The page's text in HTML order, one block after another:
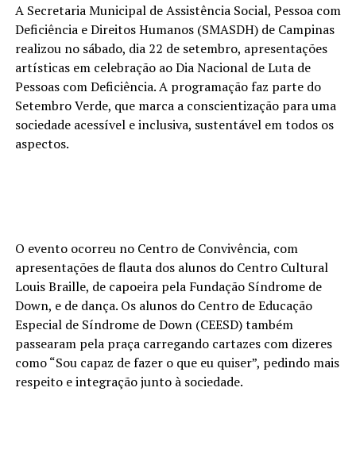
A Secretaria Municipal de Assistência Social, Pessoa com
Deficiência e Direitos Humanos (SMASDH) de Campinas
realizou no sábado, dia 22 de setembro, apresentações
artísticas em celebração ao Dia Nacional de Luta de
Pessoas com Deficiência. A programação faz parte do
Setembro Verde, que marca a conscientização para uma
sociedade acessível e inclusiva, sustentável em todos os
aspectos.
O evento ocorreu no Centro de Convivência, com
apresentações de flauta dos alunos do Centro Cultural
Louis Braille, de capoeira pela Fundação Síndrome de
Down, e de dança. Os alunos do Centro de Educação
Especial de Síndrome de Down (CEESD) também
passearam pela praça carregando cartazes com dizeres
como “Sou capaz de fazer o que eu quiser”, pedindo mais
respeito e integração junto à sociedade.